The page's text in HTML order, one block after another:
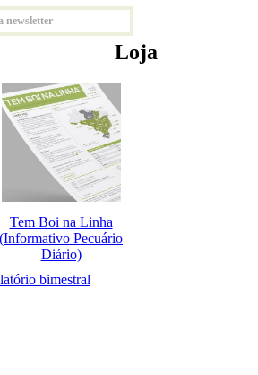
newsletter
Loja
Tem Boi na Linha
(Informativo Pecuário
Diário)